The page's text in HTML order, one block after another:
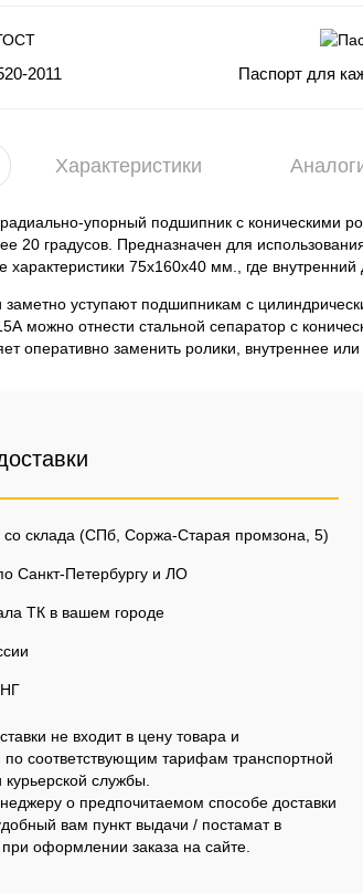
2011 Паспорт для
Характеристики
упорный подшипник с коническими
20 градусов. Предназначен для
характеристики 75x160x40 мм., где
заметно уступают подшипникам с
можно отнести стальной сепаратор с
оперативно заменить ролики, внутреннее
склада (СПб, Соржа-Старая промзона, 5)
Санкт-Петербургу и ЛО
ТК в вашем городе
не входит в цену товара и
по соответствующим тарифам транспортной
службы.
о предпочитаемом способе доставки
вам пункт выдачи / постамат в
оформлении заказа на сайте.